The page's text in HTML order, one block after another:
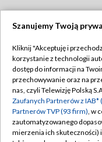
Abonament TVP
Emisja w TVP
Centrum informacji
Naziemna
Szanujemy Twoją
Kliknij "Akceptuję i
korzystanie z technologii
dostęp do informacji na
przechowywanie oraz na
nas, czyli Telewizję Polską
Zaufanych Partnerów z IAB*
Partnerów TVP (93 firm), w
zautomatyzowanego
mierzenia ich skuteczności)